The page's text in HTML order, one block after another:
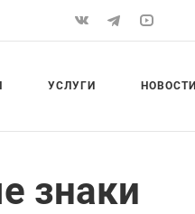
УСЛУГИ НОВОСТИ
знаки